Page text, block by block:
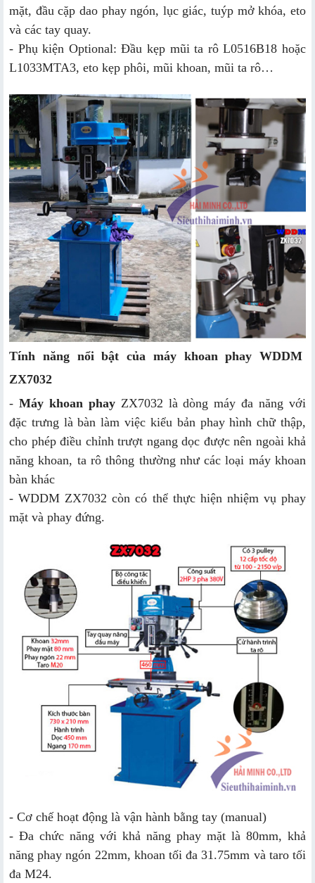
mặt, đầu cặp dao phay ngón, lục giác, tuýp mở khóa, eto
và các tay quay.
- Phụ kiện Optional: Đầu kẹp mũi ta rô L0516B18 hoặc
L1033MTA3, eto kẹp phôi, mũi khoan, mũi ta rô…
Tính năng nổi bật của máy khoan phay WDDM
ZX7032
- Máy khoan phayZX7032 là dòng máy đa năng với
đặc trưng là bàn làm việc kiểu bản phay hình chữ thập,
cho phép điều chỉnh trượt ngang dọc được nên ngoài khả
năng khoan, ta rô thông thường như các loại máy khoan
bàn khác
- WDDM ZX7032 còn có thể thực hiện nhiệm vụ phay
mặt và phay đứng.
- Cơ chế hoạt động là vận hành bằng tay (manual)
- Đa chức năng với khả năng phay mặt là 80mm, khả
năng phay ngón 22mm, khoan tối đa 31.75mm và taro tối
đa M24.